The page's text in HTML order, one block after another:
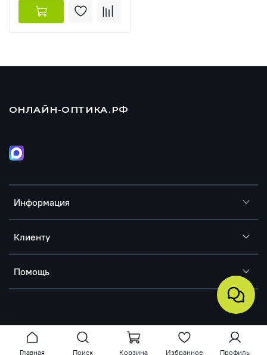
Информация
Клиенту
Помощь
ОНЛАЙН-ОПТИКА.РФ
Главная Поиск Корзина Избранное Профиль